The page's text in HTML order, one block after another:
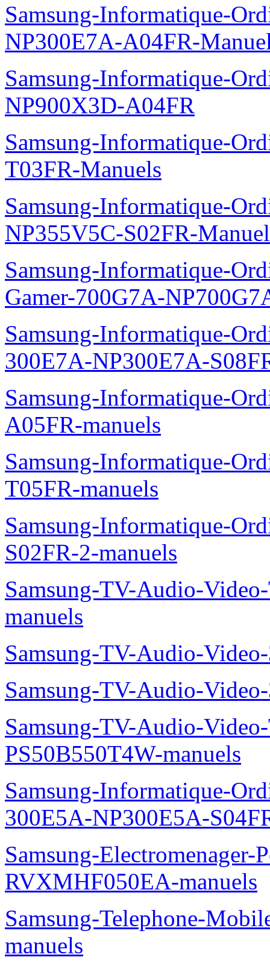
Samsung-Informatique-
NP300E7A-A04FR-
Samsung-Informatique-
NP900X3D-A04FR
Samsung-Informatique-
T03FR-Manuels
Samsung-Informatique-
NP355V5C-S02FR-
Samsung-Informatique-
Gamer-700G7A-
Samsung-Informatique-
300E7A-NP300E7A-
Samsung-Informatique-
A05FR-manuels
Samsung-Informatique-
T05FR-manuels
Samsung-Informatique-
S02FR-2-manuels
Samsung-TV-Audio-
manuels
Samsung-TV-Audio-
Samsung-TV-Audio-
Samsung-TV-Audio-
PS50B550T4W-manuels
Samsung-Informatique-
300E5A-NP300E5A-
Samsung-
RVXMHF050EA-manuels
Samsung-Telephone-
manuels